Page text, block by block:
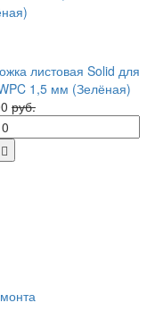
листовая Solid для
1,5 мм (Зелёная)
руб.